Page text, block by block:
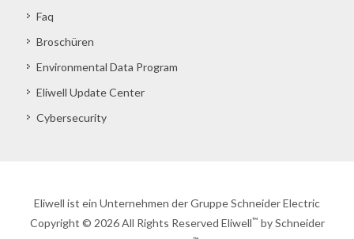
Faq
Broschüren
Environmental Data Program
Eliwell Update Center
Cybersecurity
Eliwell ist ein Unternehmen der Gruppe Schneider Electric
Copyright © 2026 All Rights Reserved Eliwell™ by Schneider